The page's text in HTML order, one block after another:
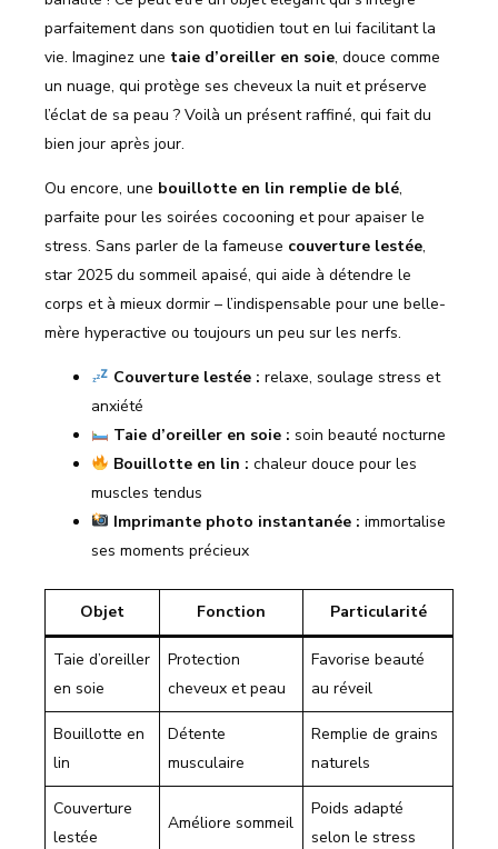
parfaitement dans son quotidien tout en lui facilitant la
vie. Imaginez une taie d’oreiller en soie, douce comme
un nuage, qui protège ses cheveux la nuit et préserve
l’éclat de sa peau ? Voilà un présent raffiné, qui fait du
bien jour après jour.
Ou encore, une bouillotte en lin remplie de blé,
parfaite pour les soirées cocooning et pour apaiser le
stress. Sans parler de la fameuse couverture lestée,
star 2025 du sommeil apaisé, qui aide à détendre le
corps et à mieux dormir – l’indispensable pour une belle-
mère hyperactive ou toujours un peu sur les nerfs.
Couverture lestée : relaxe, soulage stress et
anxiété
Taie d’oreiller en soie : soin beauté nocturne
Bouillotte en lin : chaleur douce pour les
muscles tendus
Imprimante photo instantanée : immortalise
ses moments précieux
Objet Fonction Particularité
Taie d’oreiller
en soie
Protection
cheveux et peau
Favorise beauté
au réveil
Bouillotte en
lin
Détente
musculaire
Remplie de grains
naturels
Couverture
lestée
Améliore sommeil
Poids adapté
selon le stress